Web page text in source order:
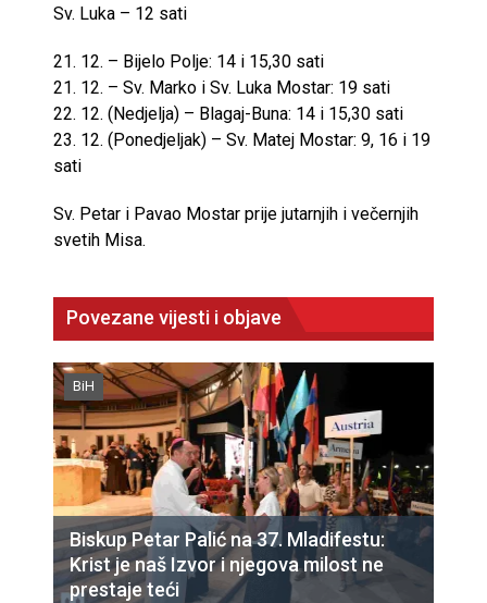
Sv. Luka – 12 sati
21. 12. – Bijelo Polje: 14 i 15,30 sati
21. 12. – Sv. Marko i Sv. Luka Mostar: 19 sati
22. 12. (Nedjelja) – Blagaj-Buna: 14 i 15,30 sati
23. 12. (Ponedjeljak) – Sv. Matej Mostar: 9, 16 i 19
sati
Sv. Petar i Pavao Mostar prije jutarnjih i večernjih
svetih Misa.
Povezane vijesti i objave
BiH
Biskup Petar Palić na 37. Mladifestu:
Krist je naš Izvor i njegova milost ne
prestaje teći